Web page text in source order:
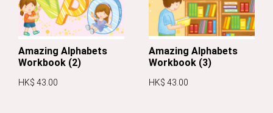
Amazing Alphabets
Workbook (2)
HK$ 43.00
Amazing Alphabets
Workbook (3)
HK$ 43.00